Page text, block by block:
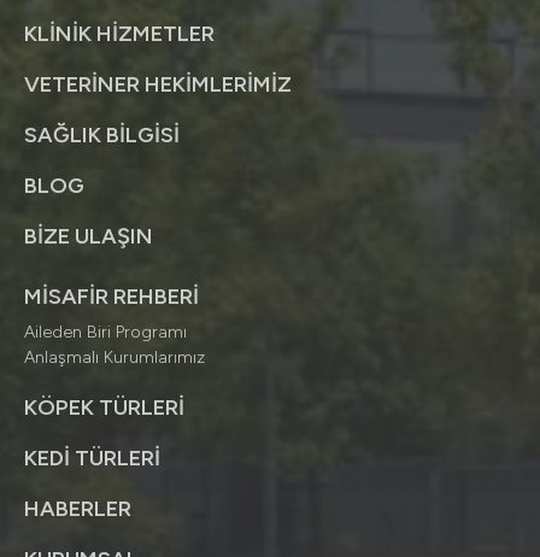
KLİNİK HİZMETLER
VETERİNER HEKİMLERİMİZ
SAĞLIK BİLGİSİ
BLOG
BİZE ULAŞIN
MİSAFİR REHBERİ
Aileden Biri Programı
Anlaşmalı Kurumlarımız
KÖPEK TÜRLERİ
KEDİ TÜRLERİ
HABERLER